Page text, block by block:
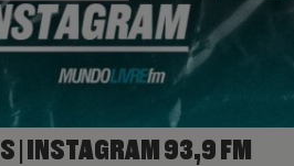
| INSTAGRAM 93,9 FM